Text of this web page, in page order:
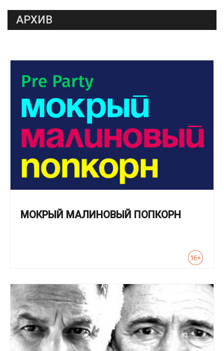
АРХИВ
МОКРЫЙ МАЛИНОВЫЙ ПОПКОРН